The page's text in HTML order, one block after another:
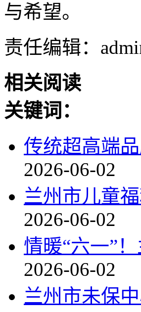
与希望。
责任编辑：
相关阅读
关键词：
传统超高端
2026-06-02
兰州市儿童
2026-06-02
情暖“六一”
2026-06-02
兰州市未保